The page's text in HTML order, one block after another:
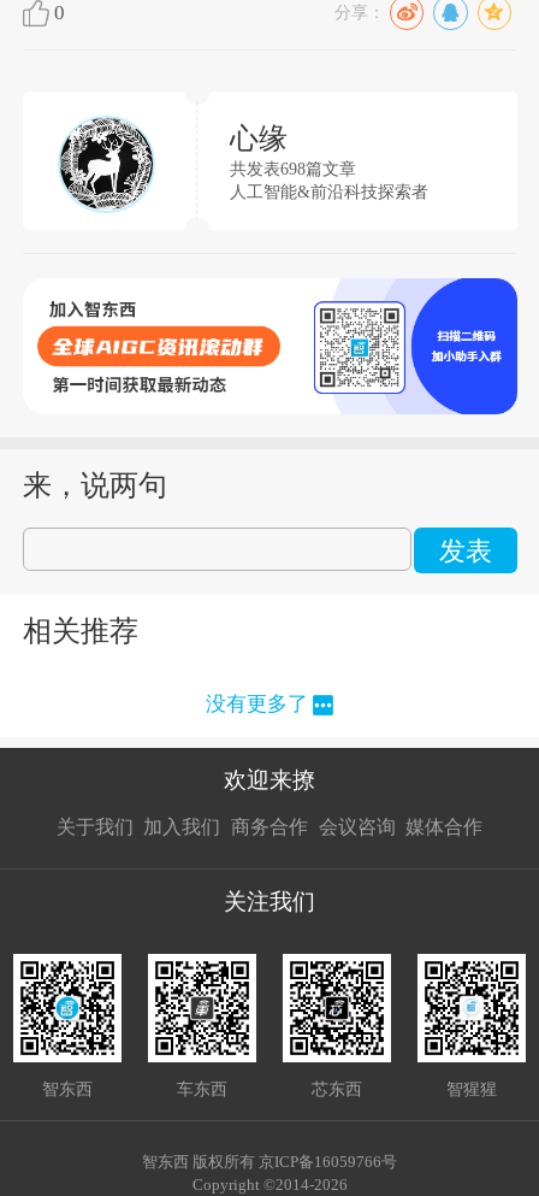
0 分享：
心缘
共发表698篇文章
人工智能&前沿科技探索者
来，说两句
发表
相关推荐
没有更多了
欢迎来撩
关于我们 加入我们
接扔简历
商务合作
接开聊
会议咨询 媒体合作
接开聊
关注我们
智东西 车东西 芯东西 智猩猩
智东西 版权所有 京ICP备16059766号
Copyright ©2014-2026